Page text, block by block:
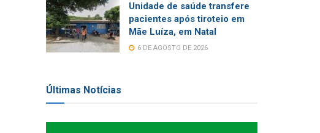
Unidade de saúde transfere
pacientes após tiroteio em
Mãe Luíza, em Natal
6 DE AGOSTO DE 2026
Últimas Notícias